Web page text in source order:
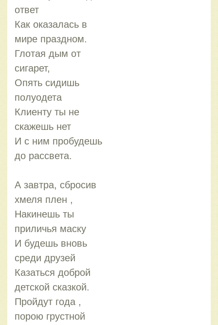
ответ
Как оказалась в
мире праздном.
Глотая дым от
сигарет,
Опять сидишь
полуодета
Клиенту ты не
скажешь нет
И с ним пробудешь
до рассвета.
А завтра, сбросив
хмеля плен ,
Накинешь ты
приличья маску
И будешь вновь
среди друзей
Казаться доброй
детской сказкой.
Пройдут года ,
порою грустной